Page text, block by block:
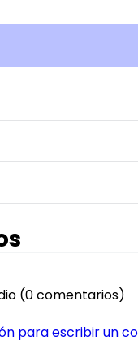
(0 comentarios)
para escribir un